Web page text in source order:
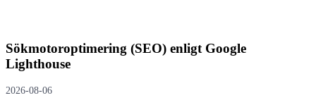
Sökmotoroptimering (SEO) enligt Google
Lighthouse
2026-08-06